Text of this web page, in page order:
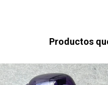
Productos